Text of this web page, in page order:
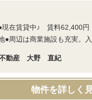
●現在賃貸中♪ 賃料62,400
●周辺は商業施設も充実。
不動産 大野 直紀
物件を詳しく